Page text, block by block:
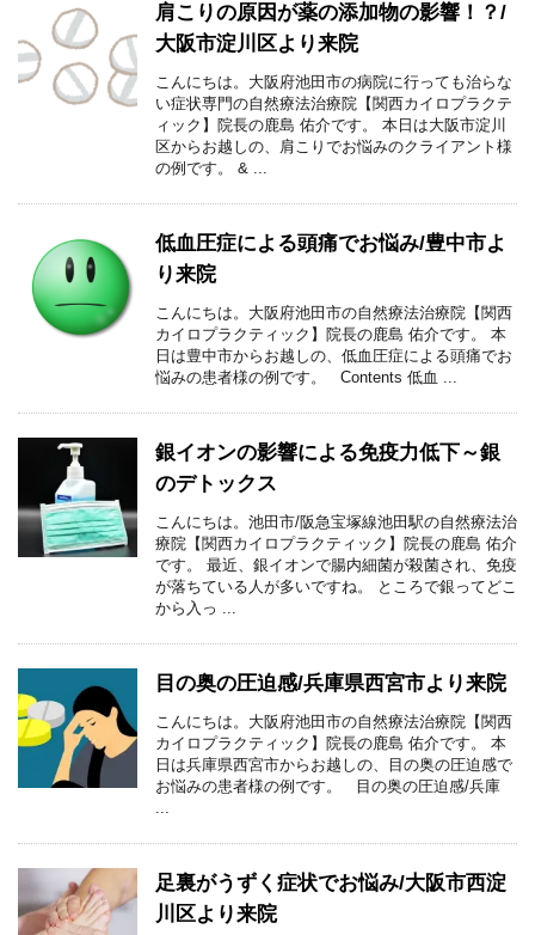
肩こりの原因が薬の添加物の影響！？/
大阪市淀川区より来院
こんにちは。大阪府池田市の病院に行っても治らな
い症状専門の自然療法治療院【関西カイロプラクテ
ィック】院長の鹿島 佑介です。 本日は大阪市淀川
区からお越しの、肩こりでお悩みのクライアント様
の例です。 & ...
低血圧症による頭痛でお悩み/豊中市よ
り来院
こんにちは。大阪府池田市の自然療法治療院【関西
カイロプラクティック】院長の鹿島 佑介です。 本
日は豊中市からお越しの、低血圧症による頭痛でお
悩みの患者様の例です。 Contents 低血 ...
銀イオンの影響による免疫力低下～銀
のデトックス
こんにちは。池田市/阪急宝塚線池田駅の自然療法治
療院【関西カイロプラクティック】院長の鹿島 佑介
です。 最近、銀イオンで腸内細菌が殺菌され、免疫
が落ちている人が多いですね。 ところで銀ってどこ
から入っ ...
目の奥の圧迫感/兵庫県西宮市より来院
こんにちは。大阪府池田市の自然療法治療院【関西
カイロプラクティック】院長の鹿島 佑介です。 本
日は兵庫県西宮市からお越しの、目の奥の圧迫感で
お悩みの患者様の例です。 目の奥の圧迫感/兵庫
...
足裏がうずく症状でお悩み/大阪市西淀
川区より来院